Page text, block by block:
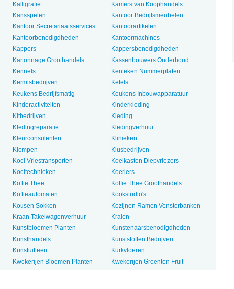
Kalligrafie
Kansspelen
Kantoor Secretariaatsservices
Kantoorbenodigdheden
Kappers
Kartonnage Groothandels
Kennels
Kermisbedrijven
Keukens Bedrijfsmatig
Kinderactiviteiten
Kitbedrijven
Kledingreparatie
Kleurconsulenten
Klompen
Koel Vriestransporten
Koeltechnieken
Koffie Thee
Koffieautomaten
Kousen Sokken
Kraan Takelwagenverhuur
Kunstbloemen Planten
Kunsthandels
Kunstuitleen
Kwekerijen Bloemen Planten
Kamers van Koophandels
Kantoor Bedrijfsmeubelen
Kantoorartikelen
Kantoormachines
Kappersbenodigdheden
Kassenbouwers Onderhoud
Kenteken Nummerplaten
Ketels
Keukens Inbouwapparatuur
Kinderkleding
Kleding
Kledingverhuur
Klinieken
Klusbedrijven
Koelkasten Diepvriezers
Koeriers
Koffie Thee Groothandels
Kookstudio's
Kozijnen Ramen Vensterbanken
Kralen
Kunstenaarsbenodigdheden
Kunststoffen Bedrijven
Kurkvloeren
Kwekerijen Groenten Fruit